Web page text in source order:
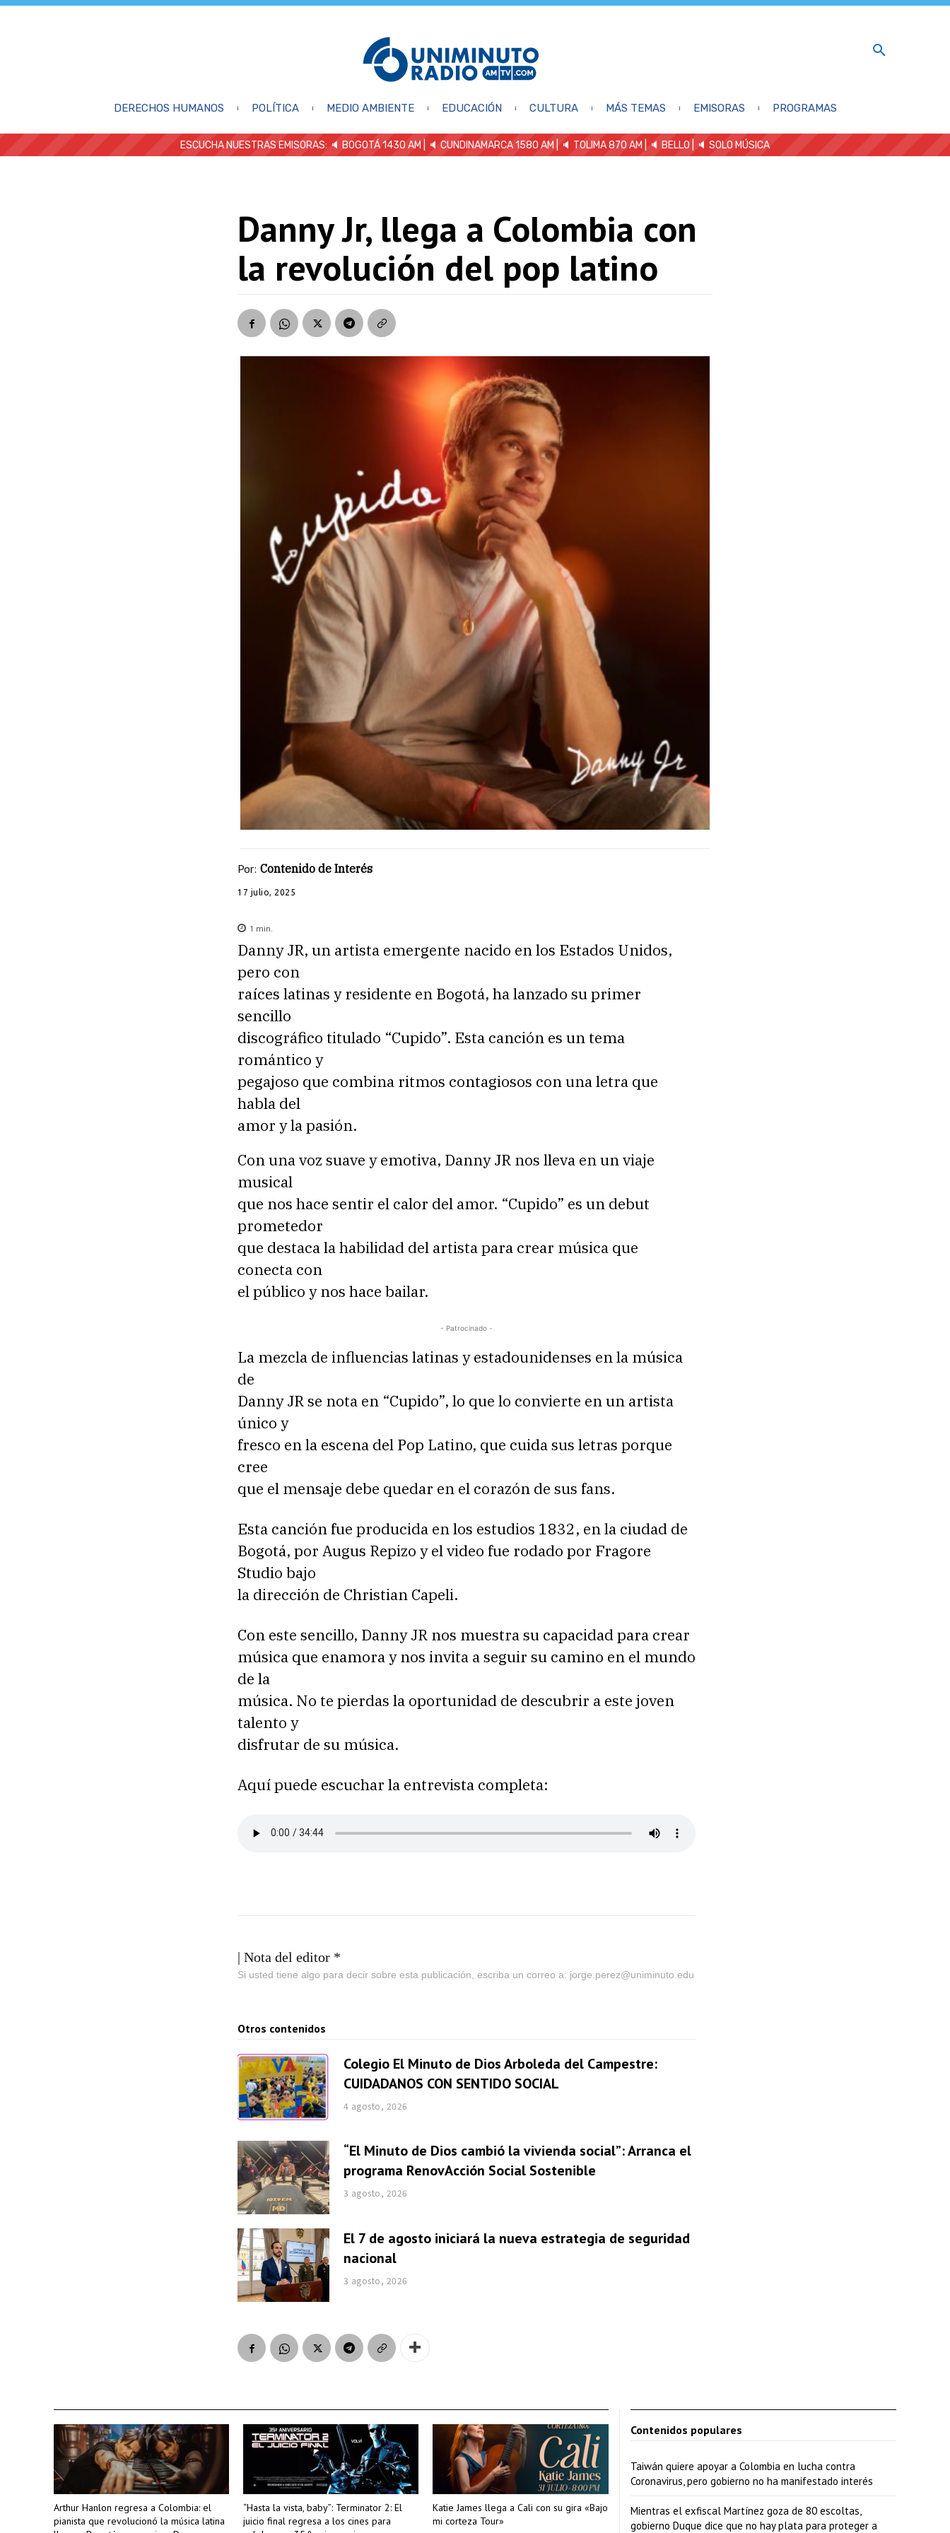
DERECHOS HUMANOS POLÍTICA MEDIO AMBIENTE EDUCACIÓN CULTURA MÁS TEMAS EMISORAS PROGRAMAS
ESCUCHA NUESTRAS EMISORAS: 🔈 BOGOTÁ 1430 AM | 🔈 CUNDINAMARCA 1580 AM | 🔈 TOLIMA 870 AM | 🔈 BELLO 🔈 SOLO MÚSICA
Danny Jr, llega a Colombia con
la revolución del pop latino
Por: Contenido de Interés
17 julio, 2025
1 min.
Danny JR, un artista emergente nacido en los Estados Unidos,
pero con
raíces latinas y residente en Bogotá, ha lanzado su primer
sencillo
discográfico titulado “Cupido”. Esta canción es un tema
romántico y
pegajoso que combina ritmos contagiosos con una letra que
habla del
amor y la pasión.
Con una voz suave y emotiva, Danny JR nos lleva en un viaje
musical
que nos hace sentir el calor del amor. “Cupido” es un debut
prometedor
que destaca la habilidad del artista para crear música que
conecta con
el público y nos hace bailar.
- Patrocinado -
La mezcla de influencias latinas y estadounidenses en la música
de
Danny JR se nota en “Cupido”, lo que lo convierte en un artista
único y
fresco en la escena del Pop Latino, que cuida sus letras porque
cree
que el mensaje debe quedar en el corazón de sus fans.
Esta canción fue producida en los estudios 1832, en la ciudad de
Bogotá, por Augus Repizo y el video fue rodado por Fragore
Studio bajo
la dirección de Christian Capeli.
Con este sencillo, Danny JR nos muestra su capacidad para crear
música que enamora y nos invita a seguir su camino en el mundo
de la
música. No te pierdas la oportunidad de descubrir a este joven
talento y
disfrutar de su música.
Aquí puede escuchar la entrevista completa:
| Nota del editor *
Si usted tiene algo para decir sobre esta publicación, escriba un correo a: jorge.perez@uniminuto.edu
Otros contenidos
Colegio El Minuto de Dios Arboleda del Campestre:
CUIDADANOS CON SENTIDO SOCIAL
4 agosto, 2026
“El Minuto de Dios cambió la vivienda social”: Arranca el
programa RenovAcción Social Sostenible
3 agosto, 2026
El 7 de agosto iniciará la nueva estrategia de seguridad
nacional
3 agosto, 2026
Arthur Hanlon regresa a Colombia: el
pianista que revolucionó la música latina
“Hasta la vista, baby”: Terminator 2: El
juicio final regresa a los cines para
Katie James llega a Cali con su gira «Bajo
mi corteza Tour»
Contenidos populares
Taiwán quiere apoyar a Colombia en lucha contra
Coronavirus, pero gobierno no ha manifestado interés
Mientras el exfiscal Martínez goza de 80 escoltas,
gobierno Duque dice que no hay plata para proteger a